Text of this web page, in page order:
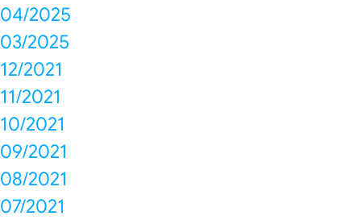
04/2025
03/2025
12/2021
11/2021
10/2021
09/2021
08/2021
07/2021